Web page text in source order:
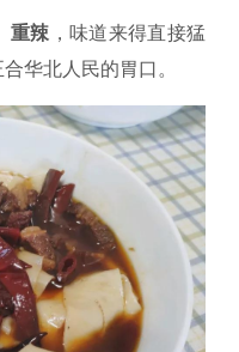
重辣 ，味道来得直接猛
华北人民的胃口。